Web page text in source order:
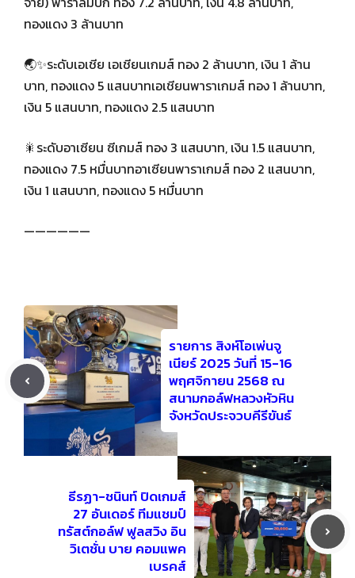
ทองแดง 3 ล้านบาท
🌏✨️ระดับเอเชีย เอเชียนเกมส์ ทอง 2 ล้านบาท, เงิน 1 ล้าน
บาท, ทองแดง 5 แสนบาทเอเชียนพาราเกมส์ ทอง 1 ล้านบาท,
เงิน 5 แสนบาท, ทองแดง 2.5 แสนบาท
🎇ระดับอาเซียน ซีเกมส์ ทอง 3 แสนบาท, เงิน 1.5 แสนบาท,
ทองแดง 7.5 หมื่นบาทอาเซียนพาราเกมส์ ทอง 2 แสนบาท,
เงิน 1 แสนบาท, ทองแดง 5 หมื่นบาท
——————
รายการ สิงห์โอเพ่นจู
เนียร์ 2025 วันที่ 15-16
พฤศจิกายน 2568 ณ
สนามกอล์ฟหลวงหัวหิน
จังหวัดประจวบคีรีขันธ์
ธีรฏา-ชนินท์ ปิดเกมส์
27 อันเดอร์ ทีมแชมป์
ทรัสต์กอล์ฟ ฟูลสวิง อิน
วิเตชั่น บาย คอมแพค
เบรคส์